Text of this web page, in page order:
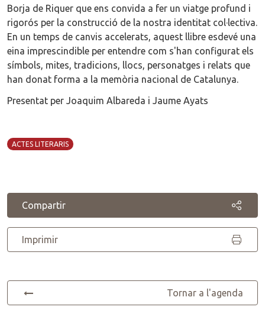
Borja de Riquer que ens convida a fer un viatge profund i
rigorós per la construcció de la nostra identitat col·lectiva.
En un temps de canvis accelerats, aquest llibre esdevé una
eina imprescindible per entendre com s'han configurat els
símbols, mites, tradicions, llocs, personatges i relats que
han donat forma a la memòria nacional de Catalunya.
Presentat per Joaquim Albareda i Jaume Ayats
ACTES LITERARIS
Compartir
Imprimir
Tornar a l'agenda